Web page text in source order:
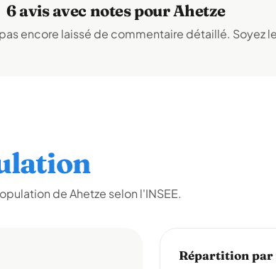
6 avis avec notes pour Ahetze
encore laissé de commentaire détaillé. Soyez
de Ahetze selon l'INSEE.
Répartition par